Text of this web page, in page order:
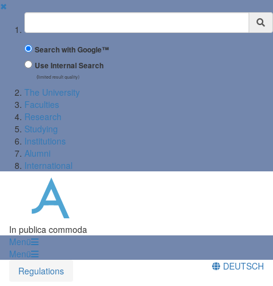
✖
Suchbegriff
Search with Google™
Use Internal Search
(limited result quality)
The University
Faculties
Research
Studying
Institutions
Alumni
International
In publica commoda
Menü
Menü
Regulations
DEUTSCH